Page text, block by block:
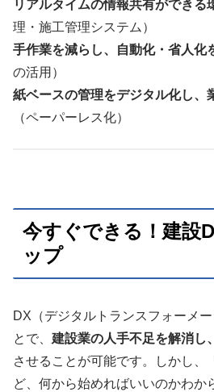
リアルタイムの情報共有ができる
理・施工管理システム）
手作業を減らし、自動化・省人化
の活用）
紙ベースの管理をデジタル化し、
（ペーパーレス化）
今すぐできる！建設
ップ
DX（デジタルトランスフォーメ
とで、 建設業の人手不足を解消し
させることが可能です。しかし、
ど、何から始めればいいのかわか